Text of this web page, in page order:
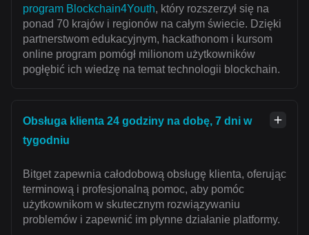
program Blockchain4Youth, który rozszerzył się na
ponad 70 krajów i regionów na całym świecie. Dzięki
partnerstwom edukacyjnym, hackathonom i kursom
online program pomógł milionom użytkowników
pogłębić ich wiedzę na temat technologii blockchain.
Obsługa klienta 24 godziny na dobę, 7 dni w
tygodniu
Bitget zapewnia całodobową obsługę klienta, oferując
terminową i profesjonalną pomoc, aby pomóc
użytkownikom w skutecznym rozwiązywaniu
problemów i zapewnić im płynne działanie platformy.